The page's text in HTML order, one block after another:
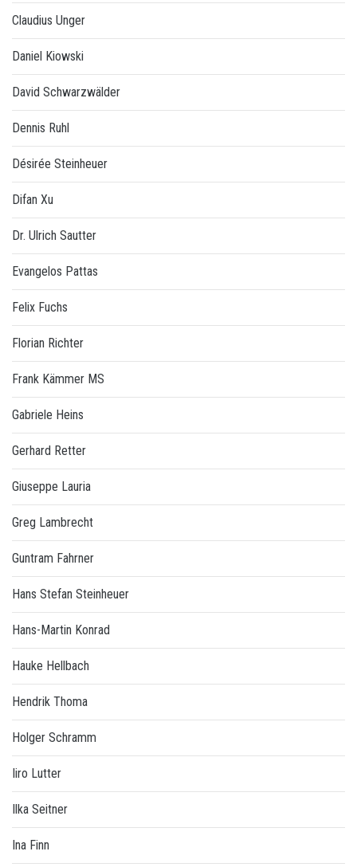
Claudius Unger
Daniel Kiowski
David Schwarzwälder
Dennis Ruhl
Désirée Steinheuer
Difan Xu
Dr. Ulrich Sautter
Evangelos Pattas
Felix Fuchs
Florian Richter
Frank Kämmer MS
Gabriele Heins
Gerhard Retter
Giuseppe Lauria
Greg Lambrecht
Guntram Fahrner
Hans Stefan Steinheuer
Hans-Martin Konrad
Hauke Hellbach
Hendrik Thoma
Holger Schramm
Iiro Lutter
Ilka Seitner
Ina Finn